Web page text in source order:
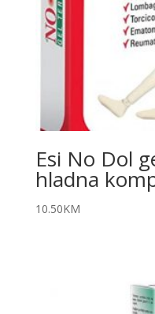
Esi No Dol
hladna
10.50KM